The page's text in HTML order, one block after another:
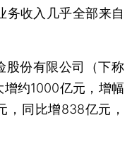
务收入几乎全部来自
份有限公司（下称
约1000亿元，增幅
，同比增838亿元，